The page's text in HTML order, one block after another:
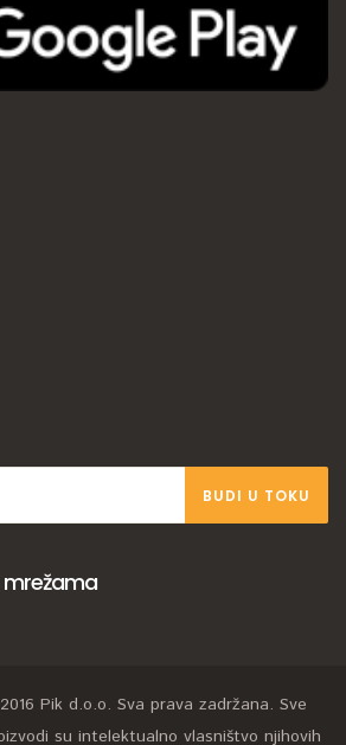
BUDI U TOKU
mrežama
Pik d.o.o. Sva prava zadržana. Sve
su intelektualno vlasništvo njihovih